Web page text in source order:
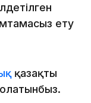
ету
қазақты